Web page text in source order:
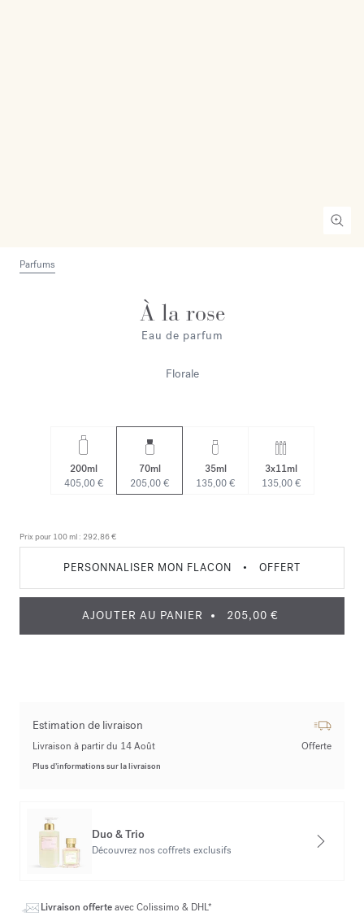
Parfums
À la rose
Eau de parfum
Florale
200ml
405,00 €
70ml
205,00 €
35ml
135,00 €
3x11ml
135,00 €
Prix pour 100 ml : 292,86 €
PERSONNALISER MON FLACON • OFFERT
AJOUTER AU PANIER 205,00 €
Estimation de livraison
Livraison à partir du 14 Août Offerte
Plus d’informations sur la livraison
Duo & Trio
Découvrez nos coffrets exclusifs
Livraison offerteavec Colissimo & DHL*